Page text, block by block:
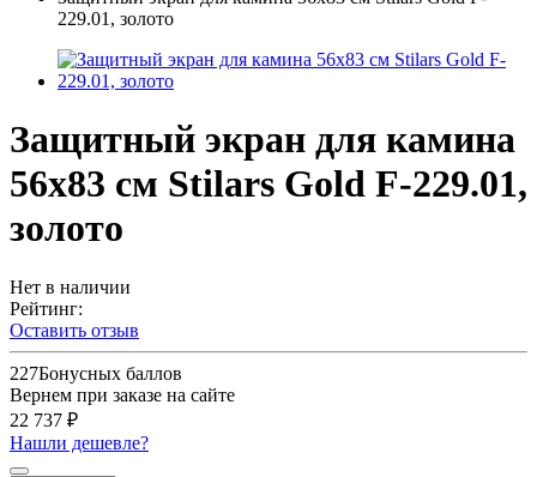
229.01, золото
Защитный экран для камина
56х83 см Stilars Gold F-229.01,
золото
Нет в наличии
Рейтинг:
Оставить отзыв
227Бонусных баллов
Вернем при заказе на сайте
22 737 ₽
Нашли дешевле?